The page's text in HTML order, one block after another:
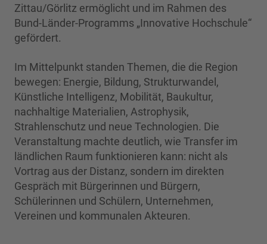
Zittau/Görlitz ermöglicht und im Rahmen des
Bund-Länder-Programms „Innovative Hochschule“
gefördert.
Im Mittelpunkt standen Themen, die die Region
bewegen: Energie, Bildung, Strukturwandel,
Künstliche Intelligenz, Mobilität, Baukultur,
nachhaltige Materialien, Astrophysik,
Strahlenschutz und neue Technologien. Die
Veranstaltung machte deutlich, wie Transfer im
ländlichen Raum funktionieren kann: nicht als
Vortrag aus der Distanz, sondern im direkten
Gespräch mit Bürgerinnen und Bürgern,
Schülerinnen und Schülern, Unternehmen,
Vereinen und kommunalen Akteuren.